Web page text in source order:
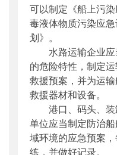
可以制定《船上污
毒液体物质污染应
划》。
水路运输企业应
的危险特性，制定
救援预案，并为运
救援器材和设备。
港口、码头、装
单位应当制定防治
域环境的应急预案
练，并做好记录。